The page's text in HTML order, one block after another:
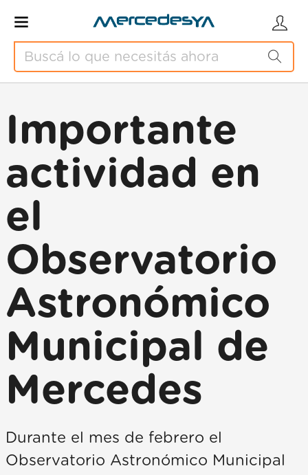
Importante
actividad en
el
Observatorio
Astronómico
Municipal de
Mercedes
Durante el mes de febrero el
Observatorio Astronómico Municipal